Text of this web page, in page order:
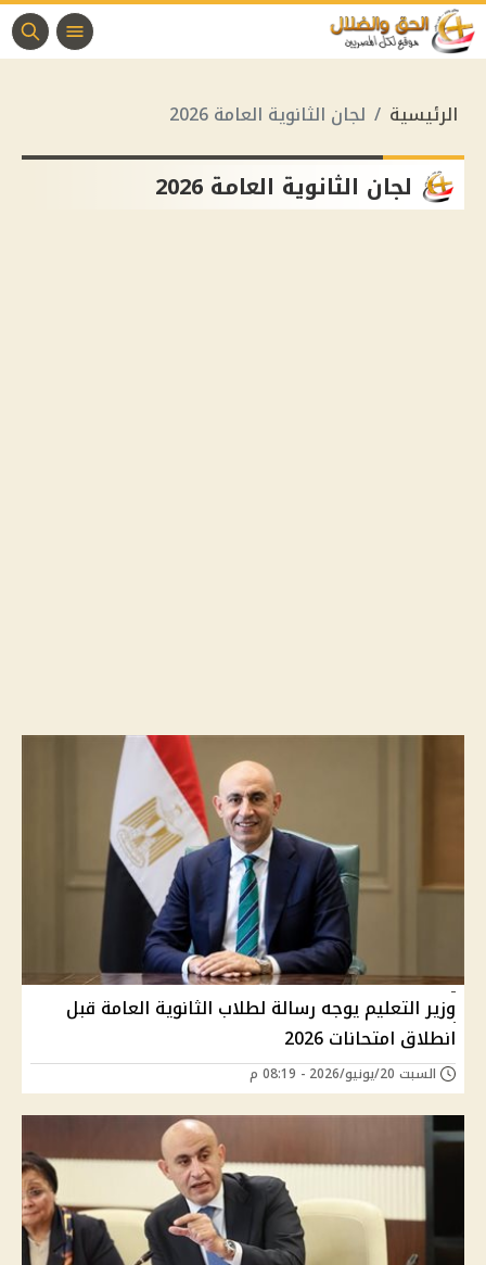
الرئيسية لجان الثانوية العامة 2026
لجان الثانوية العامة 2026
وزير التعليم يوجه رسالة لطلاب الثانوية العامة قبل
انطلاق امتحانات 2026
السبت 20/يونيو/2026 - 08:19 م